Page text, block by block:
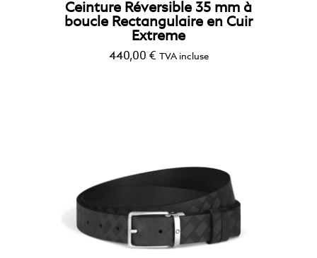
Ceinture Réversible 35 mm à
boucle Rectangulaire en Cuir
Extreme
440,00 € TVA incluse